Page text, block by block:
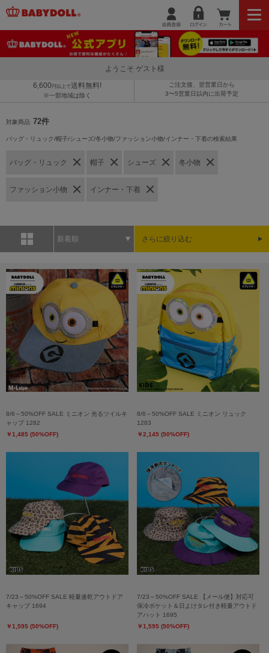
ようこそ ゲスト様
6,600 円以上で送料無料!
※一部地域は除く
ご注文後、翌営業日から
3〜5営業日以内に出荷予定
対象商品 72件
バッグ・リュック/帽子/シューズ/冬小物/ファッション小物/インナー・下着の検索結果
バッグ・リュック 帽子 シューズ 冬小物
ファッション小物 インナー・下着
新着順 さらに絞り込む
8/6～50%OFF SALE ミニオン 光るツイルキ
ャップ 1282
￥1,485 (50%OFF)
8/6～50%OFF SALE ミニオン リュック
1283
￥2,145 (50%OFF)
7/23～50%OFF SALE 軽量速乾アウトドア
キャップ 1694
￥1,595 (50%OFF)
7/23～50%OFF SALE 【メール便】対応可
保冷ポケット＆日よけタレ付き軽量アウトド
アハット 1695
￥1,595 (50%OFF)